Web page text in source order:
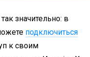
значительно: в
подключиться
к своим